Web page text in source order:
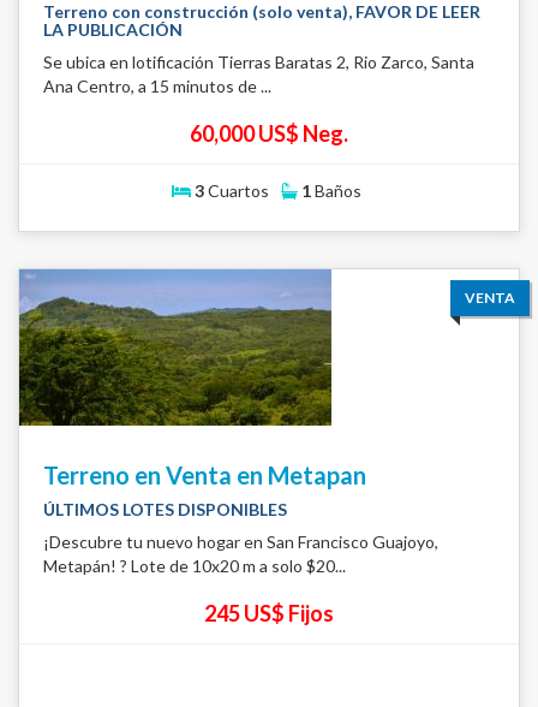
Terreno con construcción (solo venta), FAVOR DE LEER
LA PUBLICACIÓN
Se ubica en lotificación Tierras Baratas 2, Rio Zarco, Santa
Ana Centro, a 15 minutos de ...
60,000 US$ Neg.
3Cuartos 1Baños
VENTA
Terreno en Venta en Metapan
ÚLTIMOS LOTES DISPONIBLES
¡Descubre tu nuevo hogar en San Francisco Guajoyo,
Metapán! ? Lote de 10x20 m a solo $20...
245 US$ Fijos